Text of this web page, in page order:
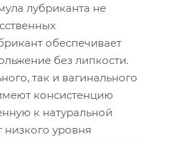
лубриканта не
обеспечивает
без липкости.
так и вагинального
консистенцию
к натуральной
низкого уровня